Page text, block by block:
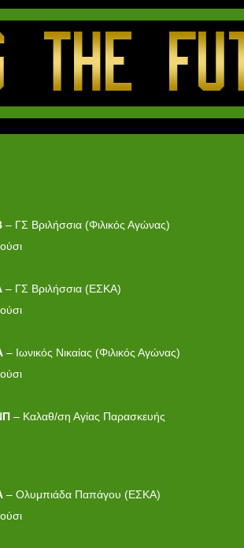
– ΓΣ Βριλήσσια (Φιλικός Αγώνας)
– ΓΣ Βριλήσσια (ΕΣΚΑ)
– Ιωνικός Νικαίας (Φιλικός Αγώνας)
– Καλαθ/ση Αγίας Παρασκευής
– Ολυμπιάδα Παπάγου (ΕΣΚΑ)